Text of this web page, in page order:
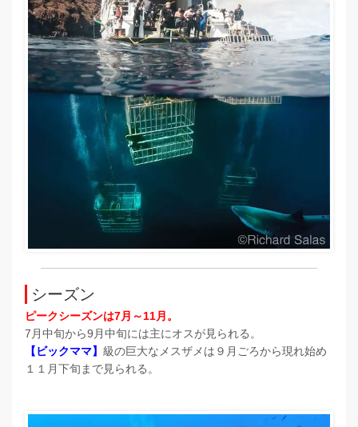
シーズン
ピークシーズンは7月～11月。
7月中旬から9月中旬には主にオスが見られる。
【ビックママ】 級の巨大なメスザメは９月ごろから現れ始め
１１月下旬まで見られる。